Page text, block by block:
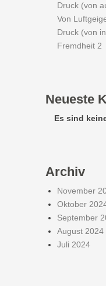
Druck (von
Von
Druck (von
Fremdheit 2
Neueste
Es sind
Archiv
November
Oktober
September
August 2024
Juli 2024